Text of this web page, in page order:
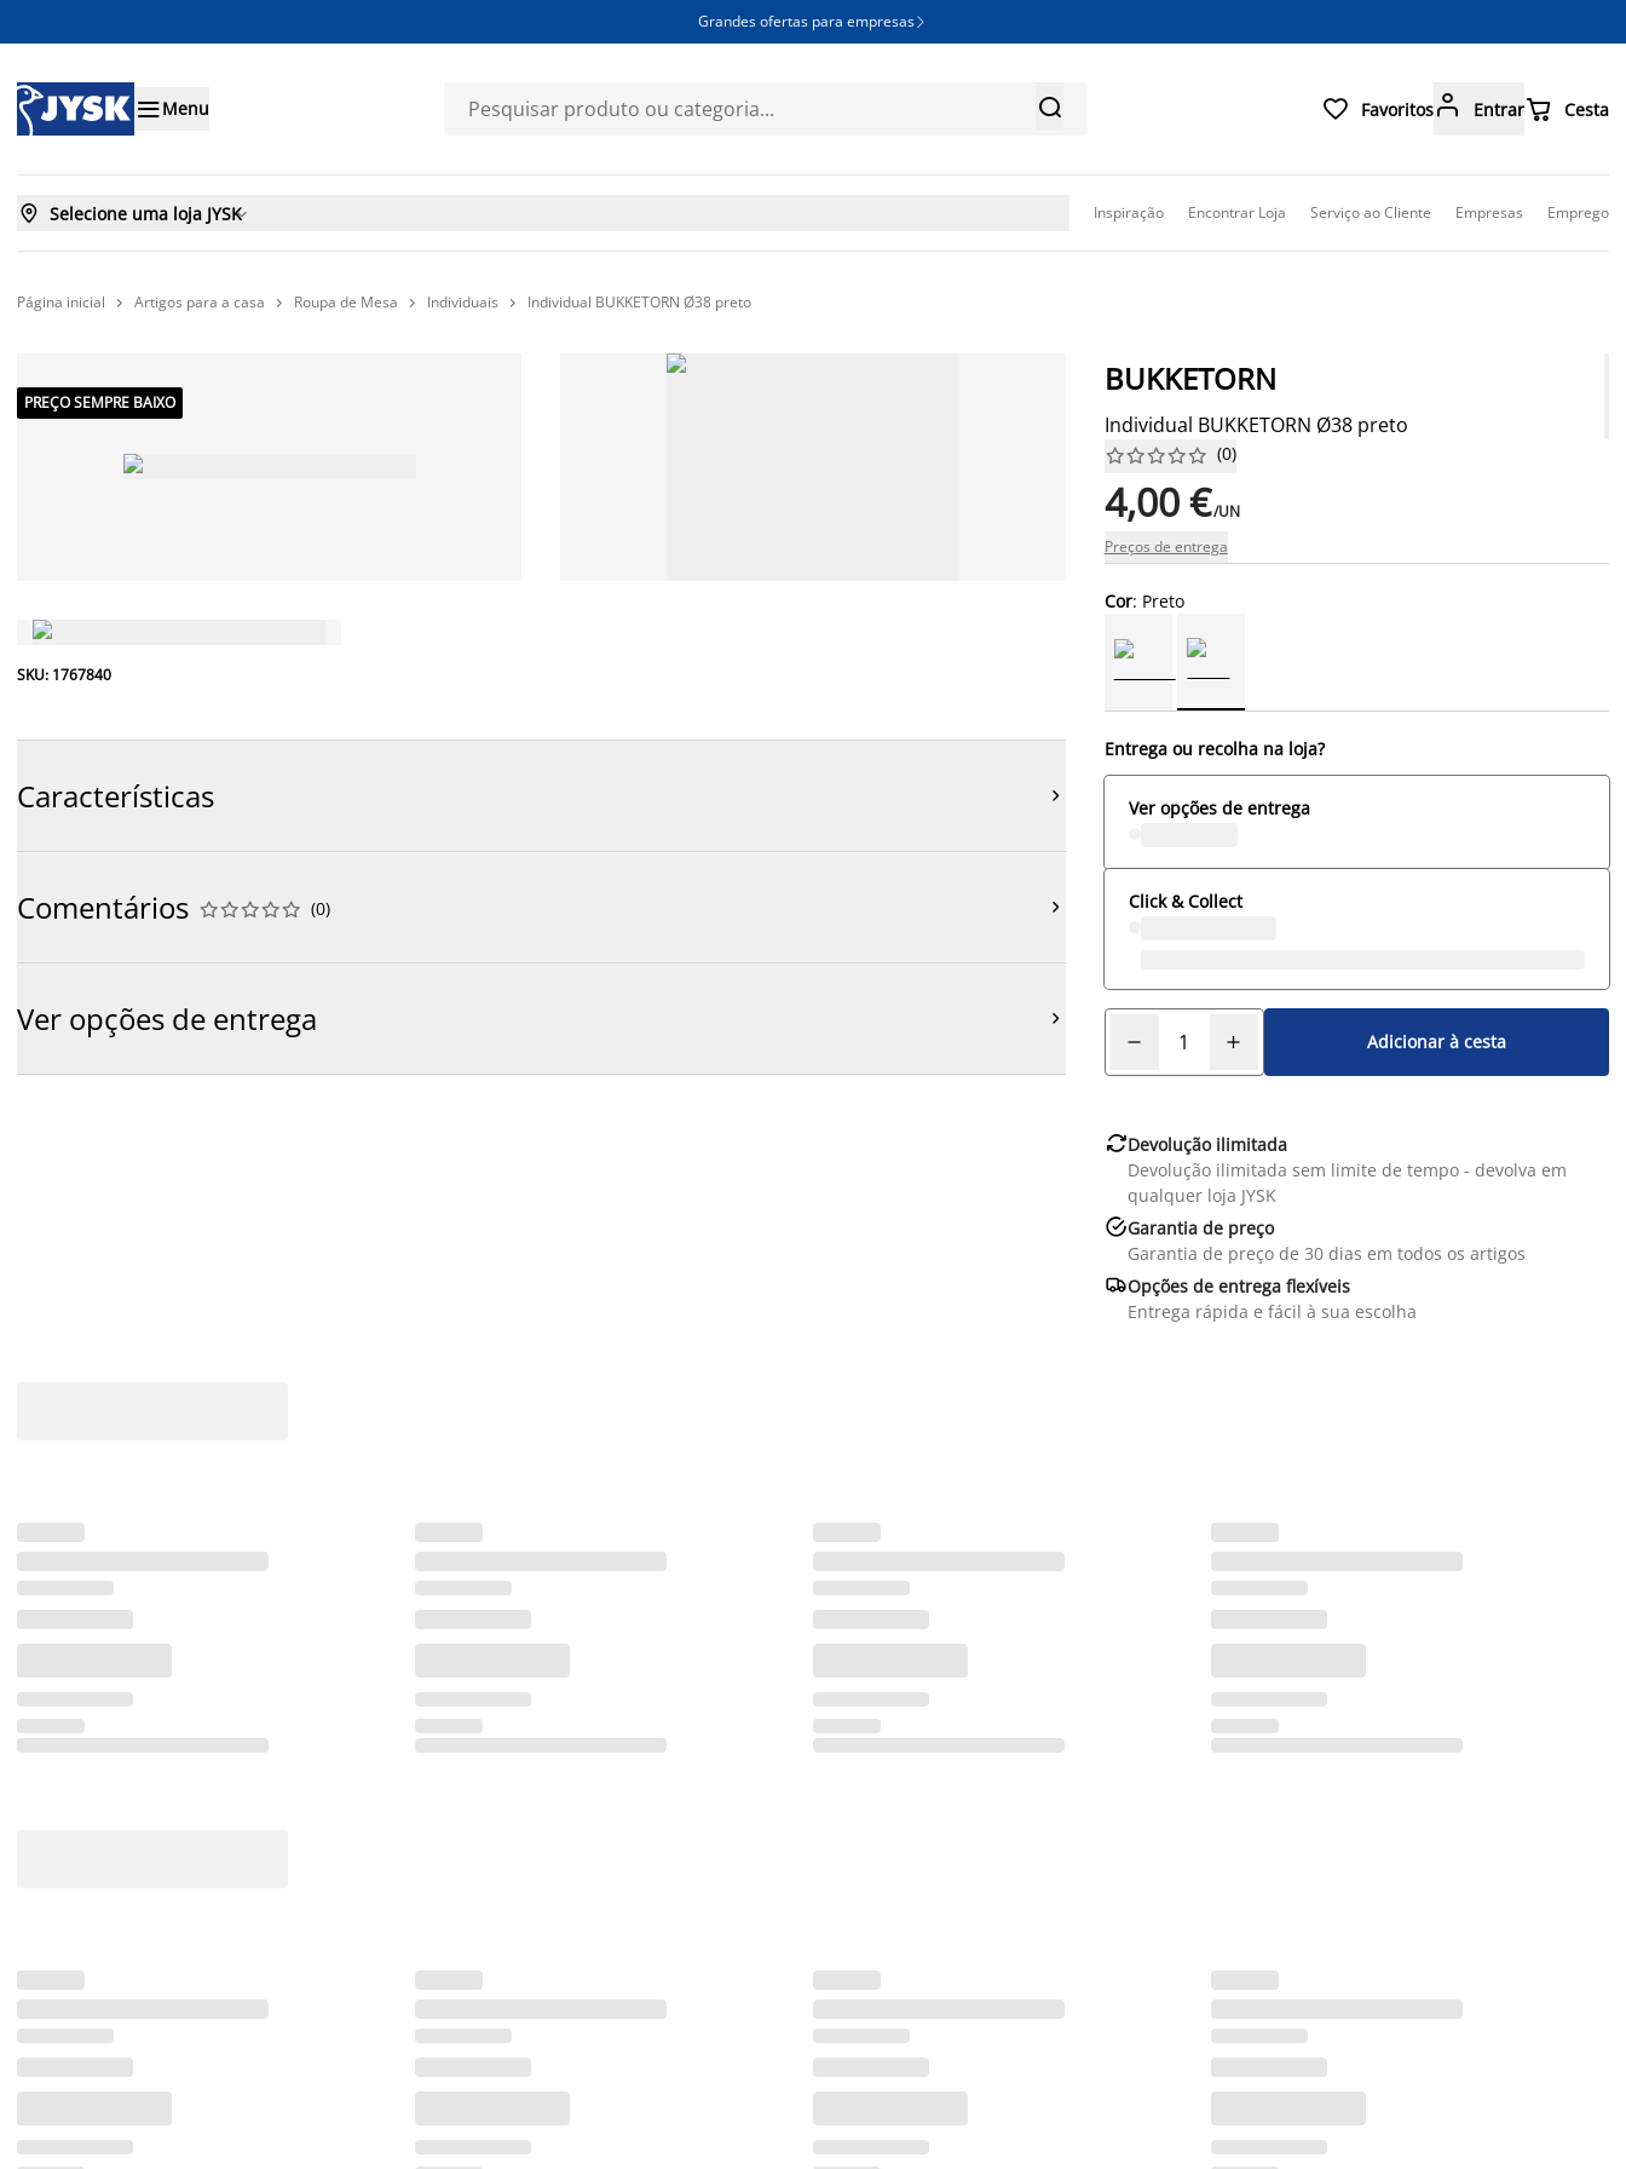
Grandes ofertas para empresas 
Menu   Favoritos Entrar Cesta
 Selecione uma loja JYSK Inspiração Encontrar Loja Serviço ao Cliente Empresas Emprego
Página inicial  Artigos para a casa  Roupa de Mesa  Individuais  Individual BUKKETORN Ø38 preto
PREÇO SEMPRE BAIXO
SKU: 1767840
Características 
Comentários 




 (0) 
Ver opções de entrega 
BUKKETORN
Individual BUKKETORN Ø38 preto





 (0)
4,00 €/UN
Preços de entrega
Cor: Preto
Entrega ou recolha na loja?
Ver opções de entrega
Click & Collect
Adicionar à cesta
Devolução ilimitada
Devolução ilimitada sem limite de tempo - devolva em
qualquer loja JYSK
Garantia de preço
Garantia de preço de 30 dias em todos os artigos
Opções de entrega flexíveis
Entrega rápida e fácil à sua escolha